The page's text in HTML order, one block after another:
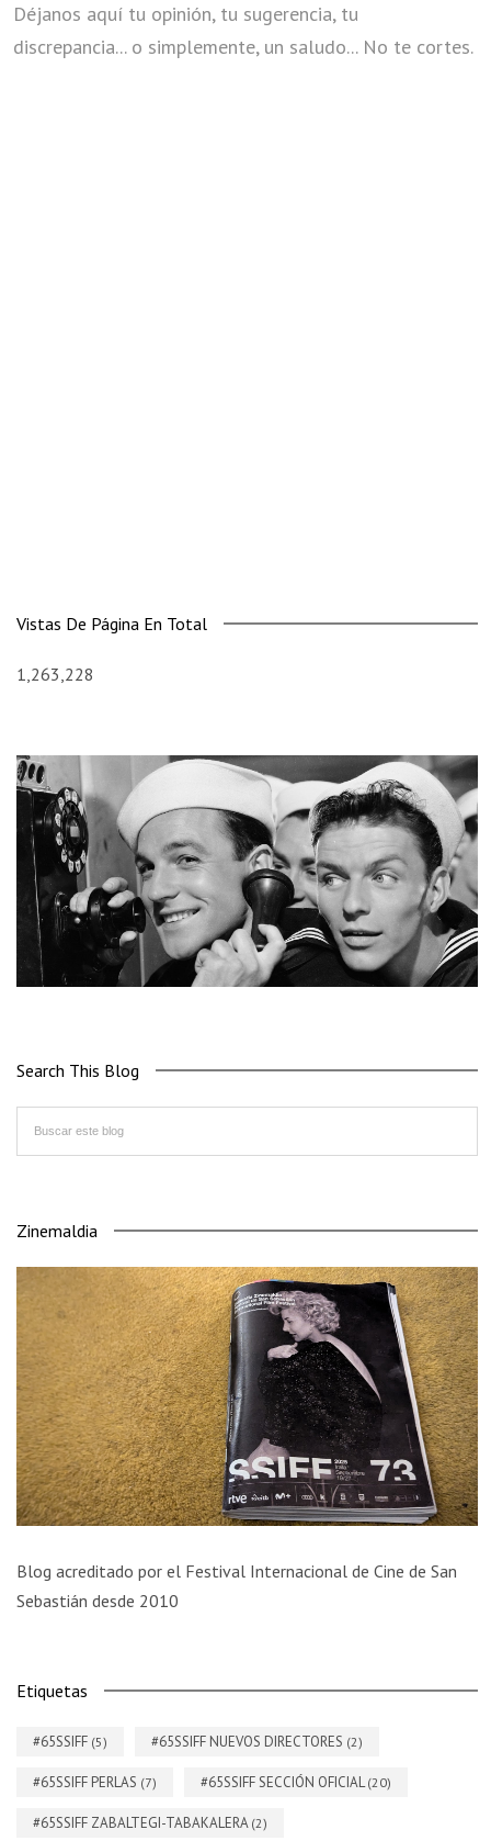
Déjanos aquí tu opinión, tu sugerencia, tu
discrepancia... o simplemente, un saludo... No te cortes.
Vistas De Página En Total
1,263,228
Search This Blog
Zinemaldia
Blog acreditado por el Festival Internacional de Cine de San
Sebastián desde 2010
Etiquetas
#65SSIFF (5) #65SSIFF NUEVOS DIRECTORES (2)
#65SSIFF PERLAS (7) #65SSIFF SECCIÓN OFICIAL(20)
#65SSIFF ZABALTEGI-TABAKALERA (2)